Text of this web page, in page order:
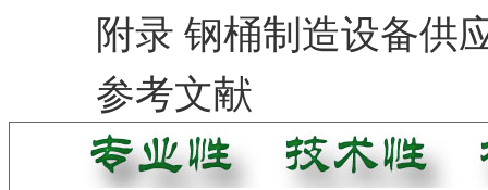
附录 钢桶制造设备供
参考文献